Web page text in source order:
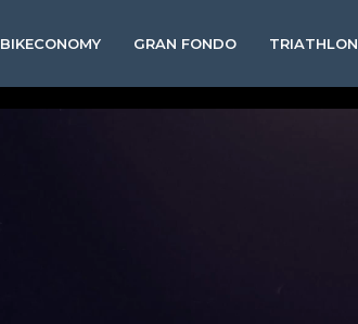
BIKECONOMY GRAN FONDO TRIATHLON